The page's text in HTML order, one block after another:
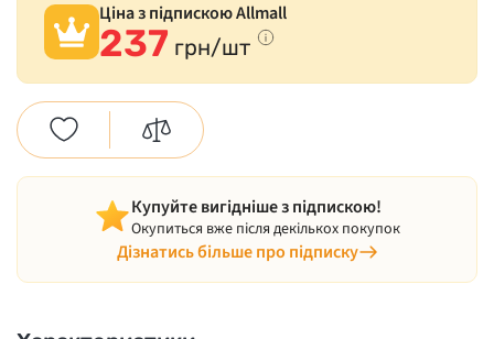
Ціна з підпискою Allmall
237 грн/шт
Купуйте вигідніше з підпискою!
Окупиться вже після декількох покупок
Дізнатись більше про підписку